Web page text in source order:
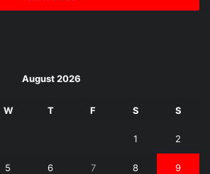
August 2026
W T F S S
1 2
5 6 7 8 9